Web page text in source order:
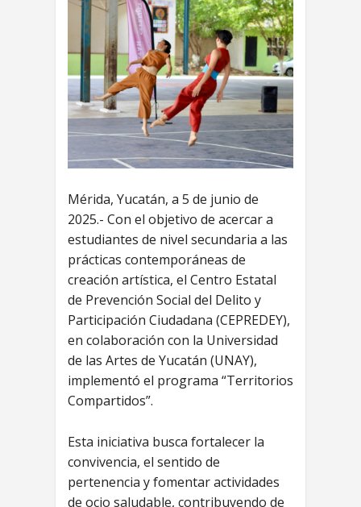
Mérida, Yucatán, a 5 de junio de
2025.- Con el objetivo de acercar a
estudiantes de nivel secundaria a las
prácticas contemporáneas de
creación artística, el Centro Estatal
de Prevención Social del Delito y
Participación Ciudadana (CEPREDEY),
en colaboración con la Universidad
de las Artes de Yucatán (UNAY),
implementó el programa “Territorios
Compartidos”.
Esta iniciativa busca fortalecer la
convivencia, el sentido de
pertenencia y fomentar actividades
de ocio saludable, contribuyendo de